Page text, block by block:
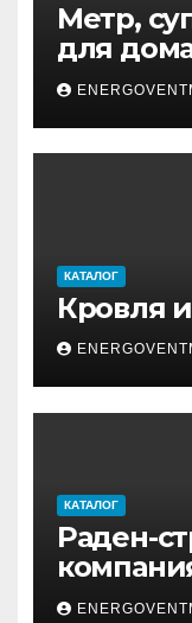
Метр,
для
КАТАЛОГ
Кровля
КАТАЛОГ
Раден-